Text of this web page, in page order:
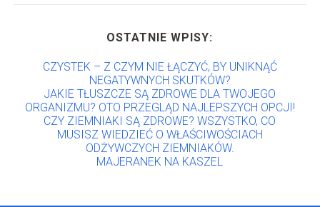
OSTATNIE WPISY:
CZYSTEK – Z CZYM NIE ŁĄCZYĆ, BY UNIKNĄĆ
NEGATYWNYCH SKUTKÓW?
JAKIE TŁUSZCZE SĄ ZDROWE DLA TWOJEGO
ORGANIZMU? OTO PRZEGLĄD NAJLEPSZYCH OPCJI!
CZY ZIEMNIAKI SĄ ZDROWE? WSZYSTKO, CO
MUSISZ WIEDZIEĆ O WŁAŚCIWOŚCIACH
ODŻYWCZYCH ZIEMNIAKÓW.
MAJERANEK NA KASZEL